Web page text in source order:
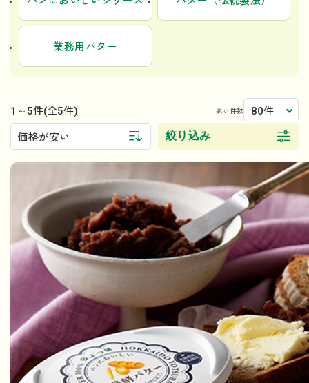
業務用バター
1～5件(全5件) 表示件数 80件
価格が安い 絞り込み